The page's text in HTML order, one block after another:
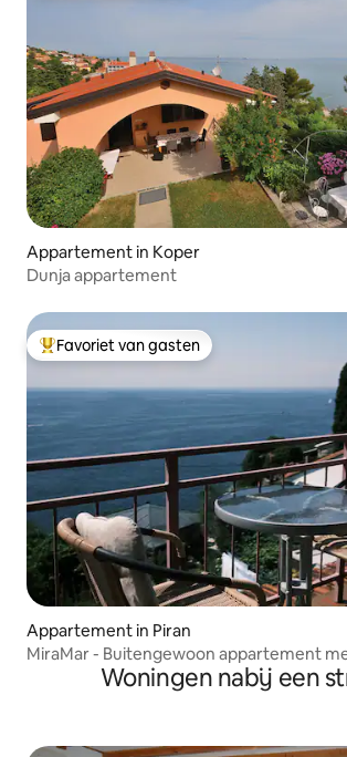
Appartement in Koper
Dunja appartement
Topfavoriet van gasten
Favoriet van gasten
Appartement in Piran
MiraMar - Buitengewoon appartement
Woningen nabij een